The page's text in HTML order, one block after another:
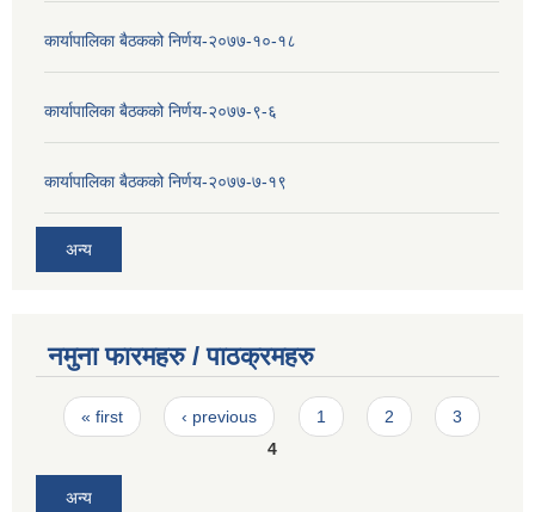
कार्यापालिका बैठकको निर्णय-२०७७-१०-१८
कार्यापालिका बैठकको निर्णय-२०७७-९-६
कार्यापालिका बैठकको निर्णय-२०७७-७-१९
अन्य
नमुना फारमहरु / पाठक्रमहरु
Pages
« first ‹ previous 1 2
3
4
अन्य